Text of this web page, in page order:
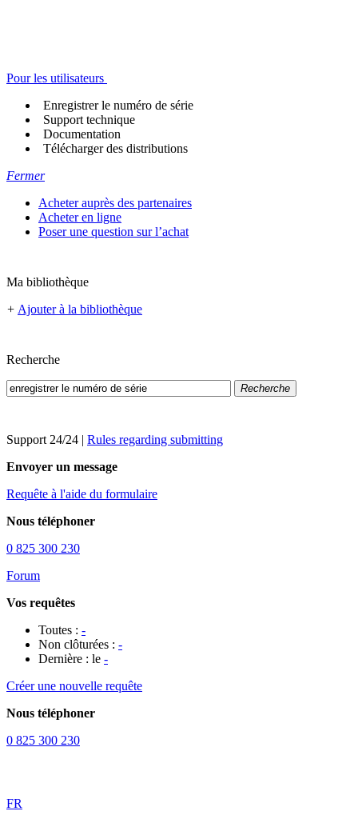
Pour les utilisateurs
Enregistrer le numéro de série
Support technique
Documentation
Télécharger des distributions
Fermer
Acheter auprès des partenaires
Acheter en ligne
Poser une question sur l’achat
Ma bibliothèque
+ Ajouter à la bibliothèque
Recherche
Recherche
Support 24/24 | Rules regarding submitting
Envoyer un message
Requête à l'aide du formulaire
Nous téléphoner
0 825 300 230
Forum
Vos requêtes
Toutes : -
Non clôturées : -
Dernière : le -
Créer une nouvelle requête
Nous téléphoner
0 825 300 230
FR